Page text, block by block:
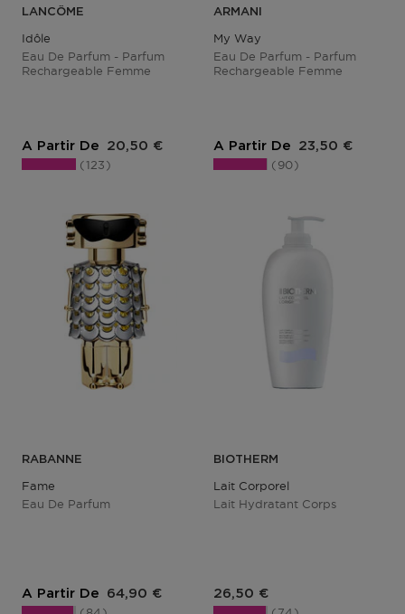
LANCÔME
Idôle
Eau De Parfum - Parfum
Rechargeable Femme
A Partir De Prix du produit
20,50 €
123
ARMANI
My Way
Eau De Parfum - Parfum
Rechargeable Femme
A Partir De Prix du produit
23,50 €
90
RABANNE
Fame
Eau De Parfum
A Partir De Prix du produit
64,90 €
BIOTHERM
Lait Corporel
Lait Hydratant Corps
Prix du produit
26,50 €